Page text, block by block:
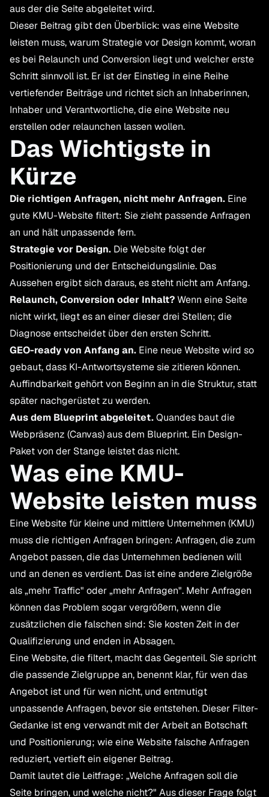
aus der die Seite abgeleitet wird.
Dieser Beitrag gibt den Überblick: was eine Website
leisten muss, warum Strategie vor Design kommt, woran
es bei Relaunch und Conversion liegt und welcher erste
Schritt sinnvoll ist. Er ist der Einstieg in eine Reihe
vertiefender Beiträge und richtet sich an Inhaberinnen,
Inhaber und Verantwortliche, die eine Website neu
erstellen oder relaunchen lassen wollen.
Das Wichtigste in
Kürze
Die richtigen Anfragen, nicht mehr Anfragen. Eine
gute KMU-Website filtert: Sie zieht passende Anfragen
an und hält unpassende fern.
Strategie vor Design. Die Website folgt der
Positionierung und der Entscheidungslinie. Das
Aussehen ergibt sich daraus, es steht nicht am Anfang.
Relaunch, Conversion oder Inhalt?Wenn eine Seite
nicht wirkt, liegt es an einer dieser drei Stellen; die
Diagnose entscheidet über den ersten Schritt.
GEO-ready von Anfang an. Eine neue Website wird so
gebaut, dass KI-Antwortsysteme sie zitieren können.
Auffindbarkeit gehört von Beginn an in die Struktur, statt
später nachgerüstet zu werden.
Aus dem Blueprint abgeleitet.Quandes baut die
Webpräsenz (Canvas) aus dem Blueprint. Ein Design-
Paket von der Stange leistet das nicht.
Was eine KMU-
Website leisten muss
Eine Website für kleine und mittlere Unternehmen (KMU)
muss die richtigen Anfragen bringen: Anfragen, die zum
Angebot passen, die das Unternehmen bedienen will
und an denen es verdient. Das ist eine andere Zielgröße
als „mehr Traffic" oder „mehr Anfragen". Mehr Anfragen
können das Problem sogar vergrößern, wenn die
zusätzlichen die falschen sind: Sie kosten Zeit in der
Qualifizierung und enden in Absagen.
Eine Website, die filtert, macht das Gegenteil. Sie spricht
die passende Zielgruppe an, benennt klar, für wen das
Angebot ist und für wen nicht, und entmutigt
unpassende Anfragen, bevor sie entstehen. Dieser Filter-
Gedanke ist eng verwandt mit der Arbeit an Botschaft
und Positionierung; wie eine Website falsche Anfragen
reduziert, vertieft ein eigener Beitrag.
Damit lautet die Leitfrage: „Welche Anfragen soll die
Seite bringen, und welche nicht?" Aus dieser Frage folgt